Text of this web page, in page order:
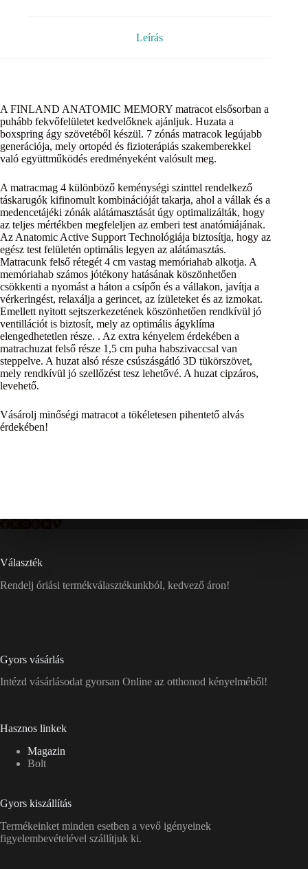
Leírás
A FINLAND ANATOMIC MEMORY matracot elsősorban a
puhább fekvőfelületet kedvelőknek ajánljuk. Huzata a
boxspring ágy szövetéből készül. 7 zónás matracok legújabb
generációja, mely ortopéd és fizioterápiás szakemberekkel
való együttműködés eredményeként valósult meg.
A matracmag 4 különböző keménységi szinttel rendelkező
táskarugók kifinomult kombinációját takarja, ahol a vállak és a
medencetájéki zónák alátámasztását úgy optimalizálták, hogy
az teljes mértékben megfeleljen az emberi test anatómiájának.
Az Anatomic Active Support Technológiája biztosítja, hogy az
egész test felületén optimális legyen az alátámasztás.
Matracunk felső rétegét 4 cm vastag memóriahab alkotja. A
memóriahab számos jótékony hatásának köszönhetően
csökkenti a nyomást a háton a csípőn és a vállakon, javítja a
vérkeringést, relaxálja a gerincet, az ízületeket és az izmokat.
Emellett nyitott sejtszerkezetének köszönhetően rendkívül jó
ventillációt is biztosít, mely az optimális ágyklíma
elengedhetetlen része. . Az extra kényelem érdekében a
matrachuzat felső része 1,5 cm puha habszivaccsal van
steppelve. A huzat alsó része csúszásgátló 3D tükörszövet,
mely rendkívül jó szellőzést tesz lehetővé. A huzat cipzáros,
levehető.
Vásárolj minőségi matracot a tökéletesen pihentető alvás
érdekében!
Választék
Rendelj óriási termékválasztékunkból, kedvező áron!
Gyors vásárlás
Intézd vásárlásodat gyorsan Online az otthonod kényelméből!
Hasznos linkek
Magazin
Bolt
Gyors kiszállítás
Termékeinket minden esetben a vevő igényeinek
figyelembevételével szállítjuk ki.